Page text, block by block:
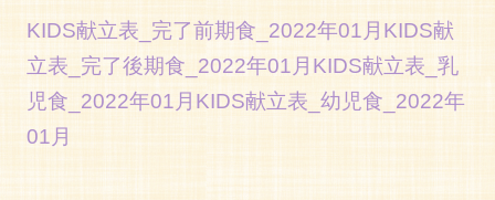
KIDS献立表_完了前期食_2022年01月 KIDS献
立表_完了後期食_2022年01月 KIDS献立表_乳
児食_2022年01月 KIDS献立表_幼児食_2022年
01月